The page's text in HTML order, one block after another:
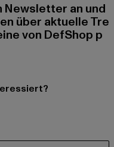
Newsletter an und
über aktuelle Tre
von DefShop p